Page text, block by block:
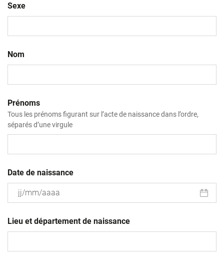
Sexe
Nom
Prénoms
Tous les prénoms figurant sur l’acte de naissance dans l’ordre,
séparés d’une virgule
Date de naissance
slash
MM
Lieu et département de naissance